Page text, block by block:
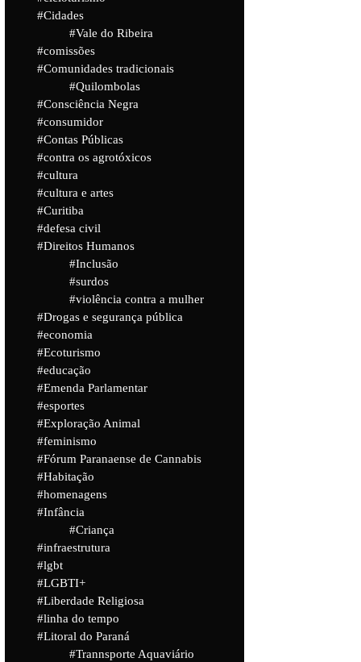
Cidades
Vale do Ribeira
comissões
Comunidades tradicionais
Quilombolas
Consciência Negra
consumidor
Contas Públicas
contra os agrotóxicos
cultura
cultura e artes
Curitiba
defesa civil
Direitos Humanos
Inclusão
surdos
violência contra a mulher
Drogas e segurança pública
economia
Ecoturismo
educação
Emenda Parlamentar
esportes
Exploração Animal
feminismo
Fórum Paranaense de Cannabis
Habitação
homenagens
Infância
Criança
infraestrutura
lgbt
LGBTI+
Liberdade Religiosa
linha do tempo
Litoral do Paraná
Trannsporte Aquaviário